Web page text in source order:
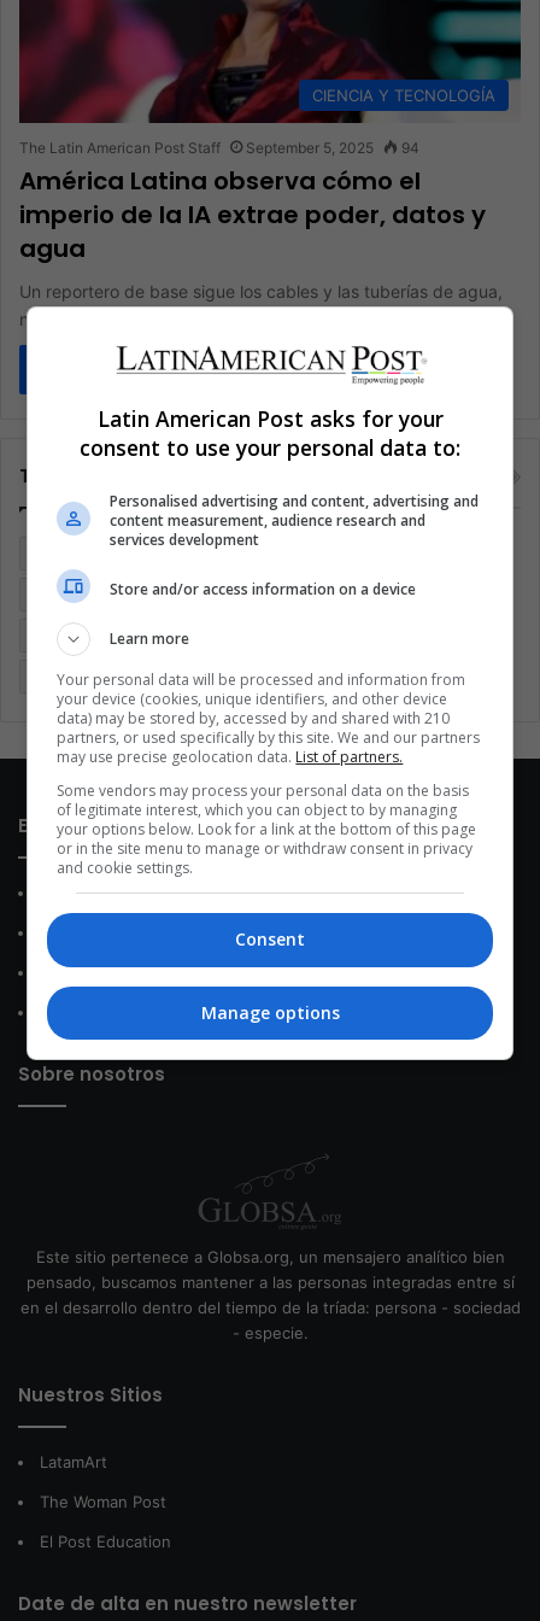
CIENCIA Y TECNOLOGÍA
The Latin American Post Staff September 5, 2025 94
América Latina observa cómo el
imperio de la IA extrae poder, datos y
agua
Un reportero de base sigue los cables y las tuberías de agua,
no la propaganda. En entrevistas con Wired, Karen…
Read More »
Tags
Cine
Coronavirus Covid 19 Cuarentena Deportes
Economía Entretenimiento
Memes (ES) Mundo México Música Politica
Enlaces de interés
Sobre Nosotros
Contacto
Política de Privacidad
Política de Cookies
Sobre nosotros
Este sitio pertenece a Globsa.org, un mensajero analítico bien
pensado, buscamos mantener a las personas integradas entre sí
en el desarrollo dentro del tiempo de la tríada: persona - sociedad
- especie.
Nuestros Sitios
LatamArt
The Woman Post
El Post Education
Date de alta en nuestro newsletter
Latin American Post asks for your
consent to use your personal data to:
Personalised advertising and content, advertising and
content measurement, audience research and
services development
Store and/or access information on a device
Learn more
Your personal data will be processed and information from
your device (cookies, unique identifiers, and other device
data) may be stored by, accessed by and shared with 210
partners, or used specifically by this site. We and our partners
may use precise geolocation data. List of partners.
Some vendors may process your personal data on the basis
of legitimate interest, which you can object to by managing
your options below. Look for a link at the bottom of this page
or in the site menu to manage or withdraw consent in privacy
and cookie settings.
Consent
Manage options